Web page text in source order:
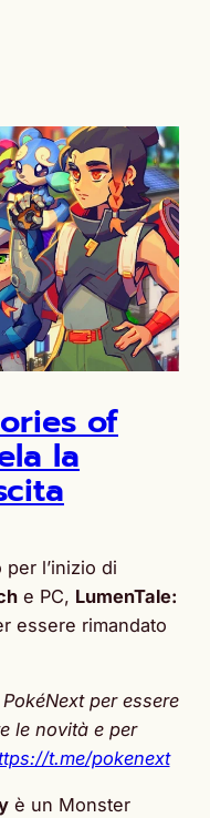
of
la
l’inizio di
e PC, LumenTale:
essere rimandato
per essere
le novità e per
t.me/pokenext
è un Monster